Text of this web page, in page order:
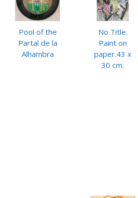
Pool of the
Partal de la
Alhambra
No Title.
Paint on
paper.43 x
30 cm.